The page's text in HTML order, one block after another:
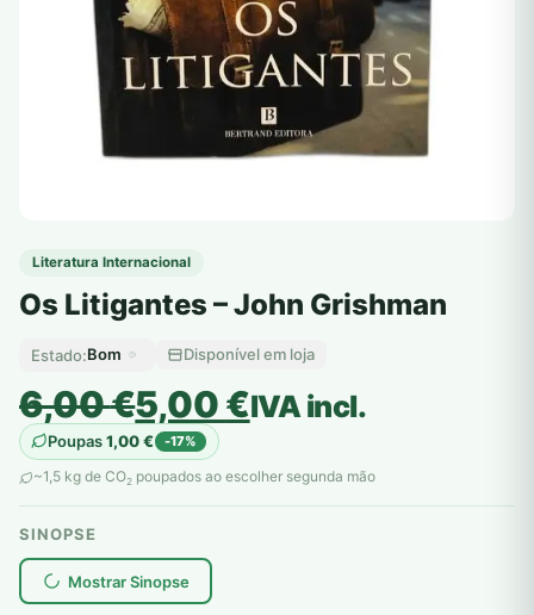
Literatura Internacional
Os Litigantes – John Grishman
Estado:Bom Disponível em loja
6,00€
O
preço
original
era:
6,00 €.
5,00€
O
preço
atual
é:
5,00 €.
IVA incl.
Poupas1,00€ -17%
~1,5 kg de CO2 poupados ao escolher segunda mão
SINOPSE
Mostrar Sinopse
plantar árvores reais